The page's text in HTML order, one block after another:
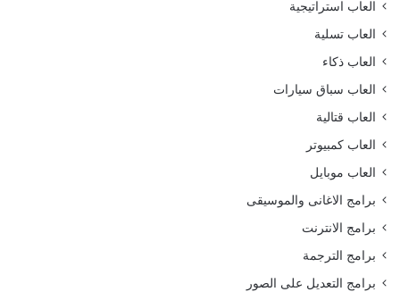
العاب استراتيجية
العاب تسلية
العاب ذكاء
العاب سباق سيارات
العاب قتالية
العاب كمبيوتر
العاب موبايل
برامج الاغانى والموسيقى
برامج الانترنت
برامج الترجمة
برامج التعديل على الصور